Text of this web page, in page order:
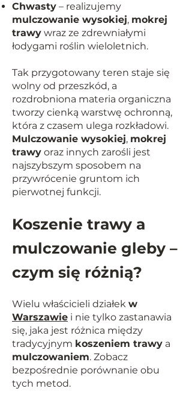
Chwasty – realizujemy
mulczowanie wysokiej, mokrej
trawy wraz ze zdrewniałymi
łodygami roślin wieloletnich.
Tak przygotowany teren staje się
wolny od przeszkód, a
rozdrobniona materia organiczna
tworzy cienką warstwę ochronną,
która z czasem ulega rozkładowi.
Mulczowanie wysokiej, mokrej
trawy oraz innych zarośli jest
najszybszym sposobem na
przywrócenie gruntom ich
pierwotnej funkcji.
Koszenie trawy a
mulczowanie gleby –
czym się różnią?
Wielu właścicieli działek w
Warszawie i nie tylko zastanawia
się, jaka jest różnica między
tradycyjnym koszeniem trawy a
mulczowaniem. Zobacz
bezpośrednie porównanie obu
tych metod.